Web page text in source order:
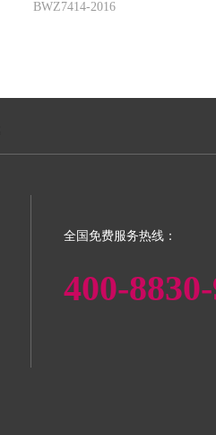
BWZ7414-2016
全国免费服务热线：
400-